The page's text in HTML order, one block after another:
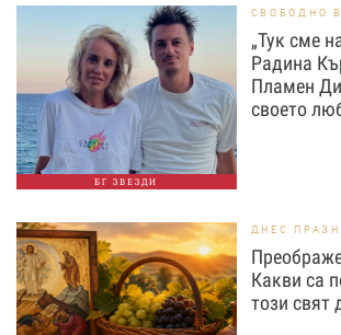
БГ ЗВЕЗДИ
СВОБОДНО
„Тук сме
Радина
Пламен
своето
ДНЕС
Какви са
този свят